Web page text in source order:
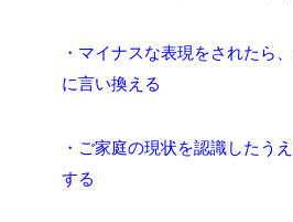
・マイナスな表現をされたら
に言い換える
・ご家庭の現状を認識したう
する